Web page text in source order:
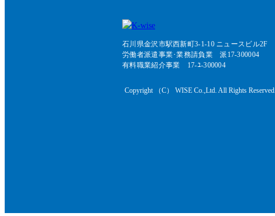
石川県金沢市駅西新町3-1-10 ニュースビル2F
労働者派遣事業･業務請負業 派17-300004
有料職業紹介事業 17-ﾕ-300004
Copyright （C） WISE Co.,Ltd. All Rights Reserved.